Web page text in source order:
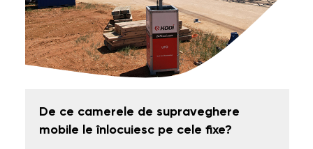
De ce camerele de supraveghere
mobile le înlocuiesc pe cele fixe?